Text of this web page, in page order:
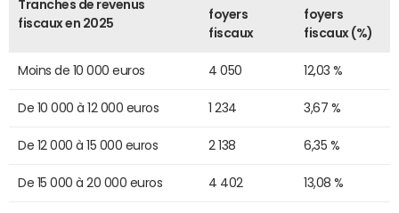
Tranches de revenus
fiscaux en 2025
foyers
fiscaux
foyers
fiscaux (%)
Moins de 10 000 euros 4 050 12,03 %
De 10 000 à 12 000 euros 1 234 3,67 %
De 12 000 à 15 000 euros 2 138 6,35 %
De 15 000 à 20 000 euros 4 402 13,08 %